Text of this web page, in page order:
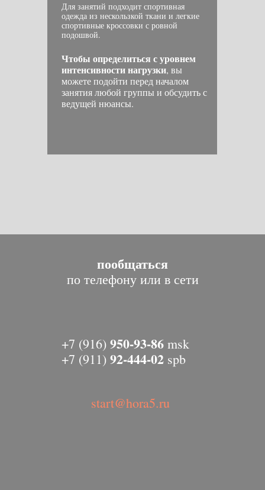
Для занятий подходит спортивная
одежда из нескользкой ткани и легкие
спортивные кроссовки с ровной
подошвой.
Чтобы определиться с уровнем
интенсивности нагрузки, вы
можете подойти перед началом
занятия любой группы и обсудить с
ведущей нюансы.
пообщаться
по телефону или в сети
+7 (916) 950-93-86 msk
+7 (911) 92-444-02 spb
start@hora5.ru